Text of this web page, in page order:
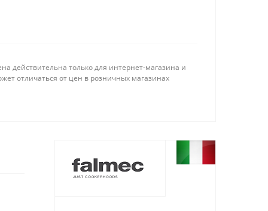
действительна только для интернет-магазина и
отличаться от цен в розничных магазинах